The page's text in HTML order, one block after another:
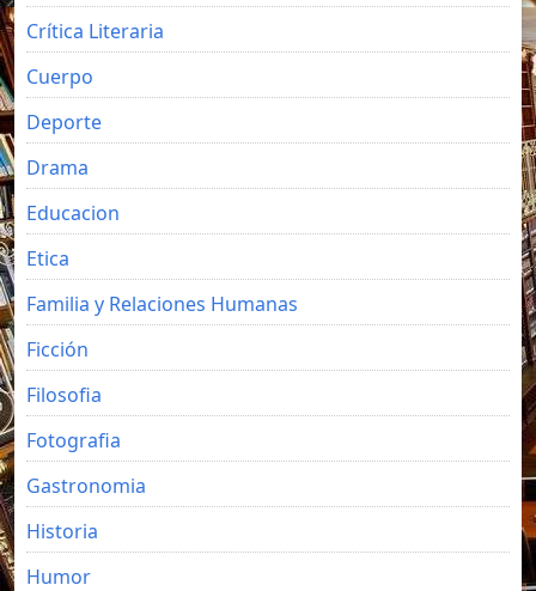
Crítica Literaria
Cuerpo
Deporte
Drama
Educacion
Etica
Familia y Relaciones Humanas
Ficción
Filosofia
Fotografia
Gastronomia
Historia
Humor